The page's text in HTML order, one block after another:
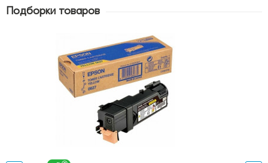
Подборки товаров